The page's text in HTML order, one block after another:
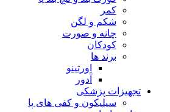
کمر
شکم و لگن
چانه و صورت
کودکان
برند ها
اورتینو
آدور
تجهیزات پزشکی
سیلیکون و کفی های پا